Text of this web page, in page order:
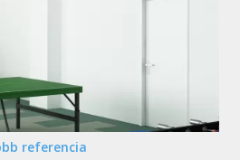
referencia